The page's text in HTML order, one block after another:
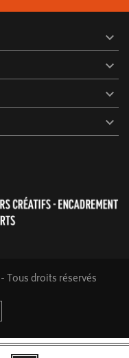




Tous droits réservés